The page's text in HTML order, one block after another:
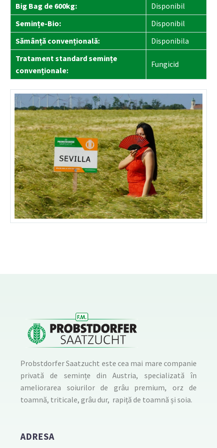
Big Bag de 600kg:
Disponibil
Semințe-Bio:
Disponibil
Sămânță convențională:
Disponibila
Tratament standard semințe
convenționale:
Fungicid
Probstdorfer Saatzucht este cea mai mare companie
privată de semințe din Austria, specializată în
ameliorarea soiurilor de grâu premium, orz de
toamnă, triticale, grâu dur, rapiță de toamnă și soia.
ADRESA